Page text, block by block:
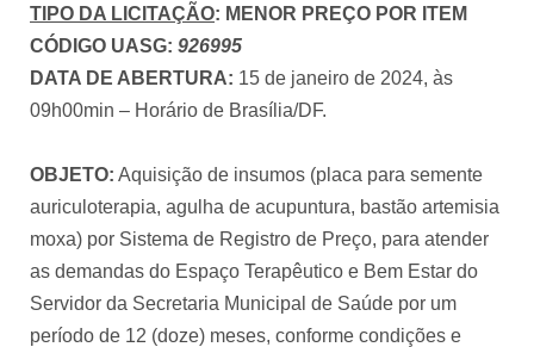
TIPO DA LICITAÇÃO: MENOR PREÇO POR ITEM
CÓDIGO UASG: 926995
DATA DE ABERTURA: 15 de janeiro de 2024, às
09h00min – Horário de Brasília/DF.
OBJETO: Aquisição de insumos (placa para semente
auriculoterapia, agulha de acupuntura, bastão artemisia
moxa) por Sistema de Registro de Preço, para atender
as demandas do Espaço Terapêutico e Bem Estar do
Servidor da Secretaria Municipal de Saúde por um
período de 12 (doze) meses, conforme condições e